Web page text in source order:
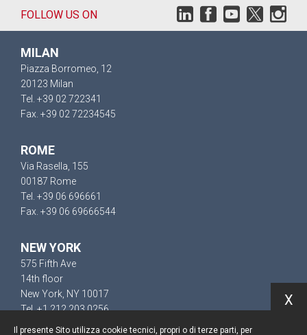
FOLLOW US ON
MILAN
Piazza Borromeo, 12
20123 Milan
Tel. +39 02 722341
Fax. +39 02 72234545
ROME
Via Rasella, 155
00187 Rome
Tel. +39 06 696661
Fax. +39 06 69666544
NEW YORK
575 Fifth Ave
14th floor
New York, NY 10017
Tel. +1 212 203 0256
Il presente Sito utilizza cookie tecnici, propri o di terze parti, per
X